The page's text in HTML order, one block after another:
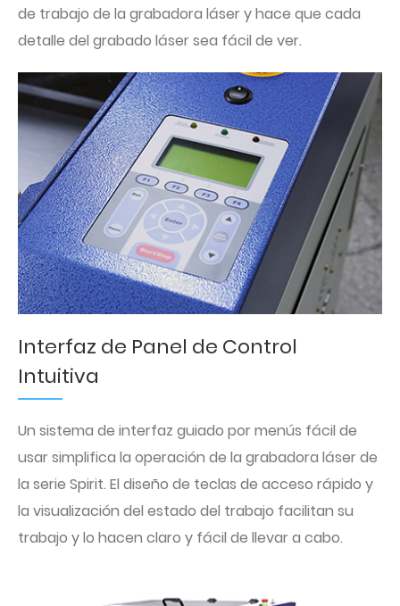
de trabajo de la grabadora láser y hace que cada
detalle del grabado láser sea fácil de ver.
Interfaz de Panel de Control
Intuitiva
Un sistema de interfaz guiado por menús fácil de
usar simplifica la operación de la grabadora láser de
la serie Spirit. El diseño de teclas de acceso rápido y
la visualización del estado del trabajo facilitan su
trabajo y lo hacen claro y fácil de llevar a cabo.